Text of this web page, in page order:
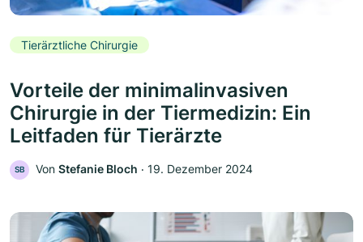
Tierärztliche Chirurgie
Vorteile der minimalinvasiven
Chirurgie in der Tiermedizin: Ein
Leitfaden für Tierärzte
SB Von Stefanie Bloch ‧ 19. Dezember 2024